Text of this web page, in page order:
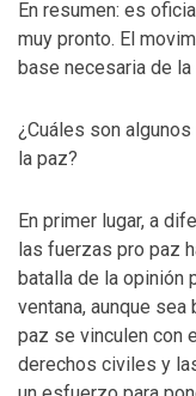
En resumen: es
muy pronto. El
base necesaria de
¿Cuáles son
la paz?
En primer lugar, a
las fuerzas pro paz
batalla de la opinión
ventana, aunque
paz se vinculen con
derechos civiles y